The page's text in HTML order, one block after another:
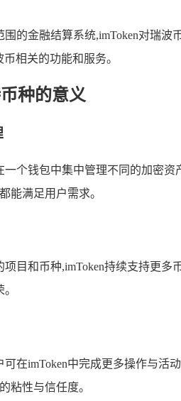
的金融结算系统,imToken对瑞
相关的功能和服务。
种的意义
一个钱包中集中管理不同的加密
能满足用户需求。
目和币种,imToken持续支持更
在imToken中完成更多操作与
粘性与信任度。